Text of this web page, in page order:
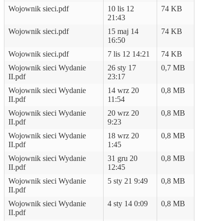
Wojownik sieci.pdf
10 lis 12
21:43
74 KB
Wojownik sieci.pdf
15 maj 14
16:50
74 KB
Wojownik sieci.pdf 7 lis 12 14:21
74 KB
Wojownik sieci Wydanie
II.pdf
26 sty 17
23:17
0,7 MB
Wojownik sieci Wydanie
II.pdf
14 wrz 20
11:54
0,8 MB
Wojownik sieci Wydanie
II.pdf
20 wrz 20
9:23
0,8 MB
Wojownik sieci Wydanie
II.pdf
18 wrz 20
1:45
0,8 MB
Wojownik sieci Wydanie
II.pdf
31 gru 20
12:45
0,8 MB
Wojownik sieci Wydanie
II.pdf
5 sty 21 9:49 0,8 MB
Wojownik sieci Wydanie
II.pdf
4 sty 14 0:09 0,8 MB